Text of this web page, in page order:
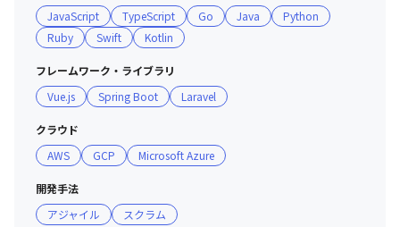
JavaScript
TypeScript Go Java
Python
Ruby
Swift Kotlin
フレームワーク・ライブラリ
Vue.js
Spring Boot Laravel
クラウド
AWS
GCP Microsoft Azure
開発手法
アジャイル
スクラム